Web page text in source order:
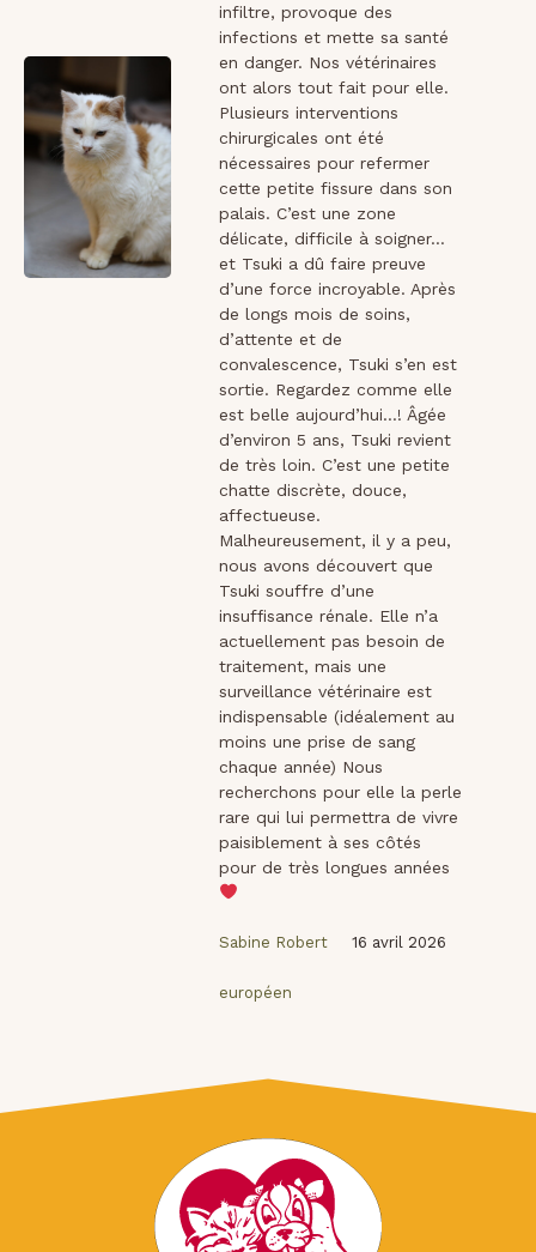
infiltre, provoque des
infections et mette sa santé
en danger. Nos vétérinaires
ont alors tout fait pour elle.
Plusieurs interventions
chirurgicales ont été
nécessaires pour refermer
cette petite fissure dans son
palais. C’est une zone
délicate, difficile à soigner…
et Tsuki a dû faire preuve
d’une force incroyable. Après
de longs mois de soins,
d’attente et de
convalescence, Tsuki s’en est
sortie. Regardez comme elle
est belle aujourd’hui…! Âgée
d’environ 5 ans, Tsuki revient
de très loin. C’est une petite
chatte discrète, douce,
affectueuse.
Malheureusement, il y a peu,
nous avons découvert que
Tsuki souffre d’une
insuffisance rénale. Elle n’a
actuellement pas besoin de
traitement, mais une
surveillance vétérinaire est
indispensable (idéalement au
moins une prise de sang
chaque année) Nous
recherchons pour elle la perle
rare qui lui permettra de vivre
paisiblement à ses côtés
pour de très longues années
Sabine Robert 16 avril 2026
européen